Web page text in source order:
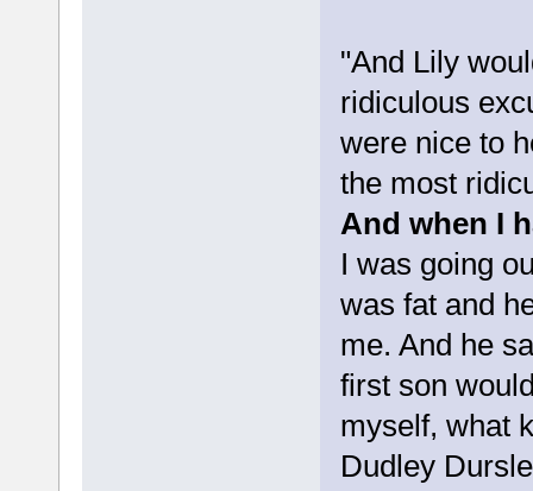
"And Lily
ridiculous
were nice to
the most
And when I
I was going
was fat and
me. And he
first son
myself, what
Dudley